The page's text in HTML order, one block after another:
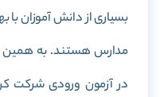
بسیاری از دانش آموزان با
مدارس هستند. به همین
در آزمون ورودی شرکت